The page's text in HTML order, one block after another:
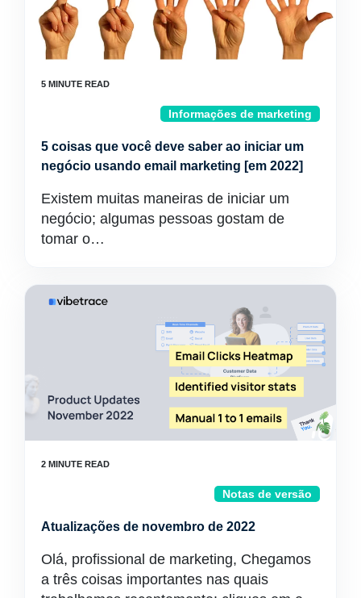
Informações de marketing
5 coisas que você deve saber ao iniciar um
negócio usando email marketing [em 2022]
Existem muitas maneiras de iniciar um
negócio; algumas pessoas gostam de
tomar o…
Notas de versão
Atualizações de novembro de 2022
Olá, profissional de marketing, Chegamos
a três coisas importantes nas quais